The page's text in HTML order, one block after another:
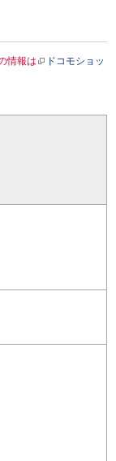
情報は
ドコモショッ